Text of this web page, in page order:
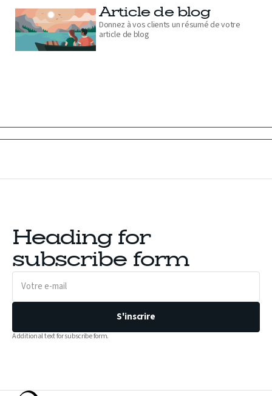
Article de blog
Donnez à vos clients un résumé de votre
article de blog
Heading for
subscribe form
Votre
mail
S'inscrire
Additional text for subscribe form.